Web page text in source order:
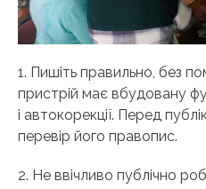
1. Пишіть правильно, без
пристрій має вбудовану
і автокорекції. Перед
перевір його правопис.
2. Не ввічливо публічно